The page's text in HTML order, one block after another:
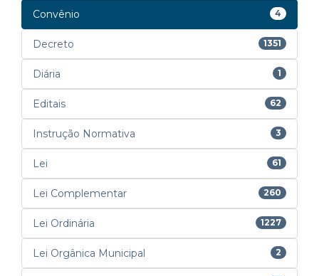
Convênio 4
Decreto 1351
Diária 1
Editais 62
Instrução Normativa 3
Lei 61
Lei Complementar 260
Lei Ordinária 1227
Lei Orgânica Municipal 2